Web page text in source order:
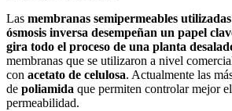
Las membranas semipermeables
ósmosis inversa desempeñan un papel
gira todo el proceso de una planta
membranas que se utilizaron a nivel
con acetato de celulosa. Actualmente las
de poliamida que permiten controlar mejor
permeabilidad.